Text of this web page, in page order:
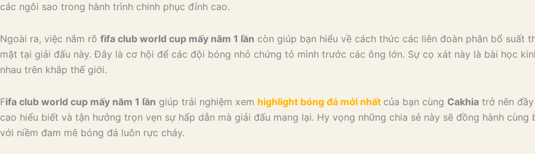
các ngôi sao trong hành trình chinh phục đỉnh cao.
Ngoài ra, việc nắm rõ fifa club world cup mấy năm 1 lần còn giúp bạn hiểu về cách thức các liên đoàn phân bổ suất
mặt tại giải đấu này. Đây là cơ hội để các đội bóng nhỏ chứng tỏ mình trước các ông lớn. Sự cọ xát này là bài học
nhau trên khắp thế giới.
Fifa club world cup mấy năm 1 lần giúp trải nghiệm xem highlight bóng đá mới nhất của bạn cùng Cakhia trở nên
cao hiểu biết và tận hưởng trọn vẹn sự hấp dẫn mà giải đấu mang lại. Hy vọng những chia sẻ này sẽ đồng hành
với niềm đam mê bóng đá luôn rực cháy.